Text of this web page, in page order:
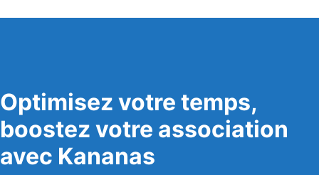
Optimisez votre temps,
boostez votre association
avec Kananas